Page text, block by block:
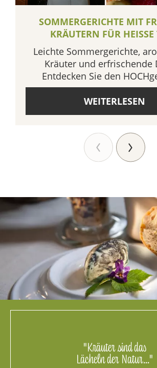
SOMMERGERICHTE MIT
KRÄUTERN FÜR HEISSE
Leichte Sommergerichte,
Kräuter und erfrischende
Entdecken Sie den
WEITERLESEN
"Kräuter sind das
Lächeln der Natur..."